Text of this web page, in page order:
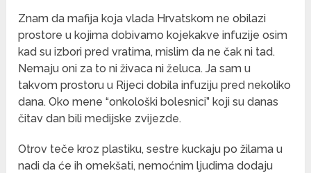
Znam da mafija koja vlada Hrvatskom ne obilazi
prostore u kojima dobivamo kojekakve infuzije osim
kad su izbori pred vratima, mislim da ne čak ni tad.
Nemaju oni za to ni živaca ni želuca. Ja sam u
takvom prostoru u Rijeci dobila infuziju pred nekoliko
dana. Oko mene “onkološki bolesnici” koji su danas
čitav dan bili medijske zvijezde.
Otrov teče kroz plastiku, sestre kuckaju po žilama u
nadi da će ih omekšati, nemoćnim ljudima dodaju